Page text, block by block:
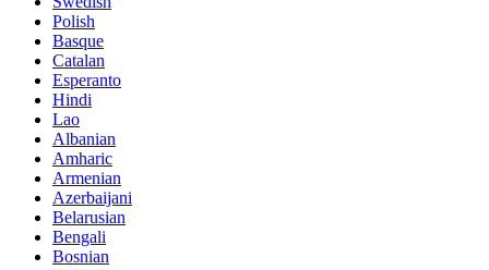
Polish
Basque
Catalan
Esperanto
Hindi
Lao
Albanian
Amharic
Armenian
Azerbaijani
Belarusian
Bengali
Bosnian